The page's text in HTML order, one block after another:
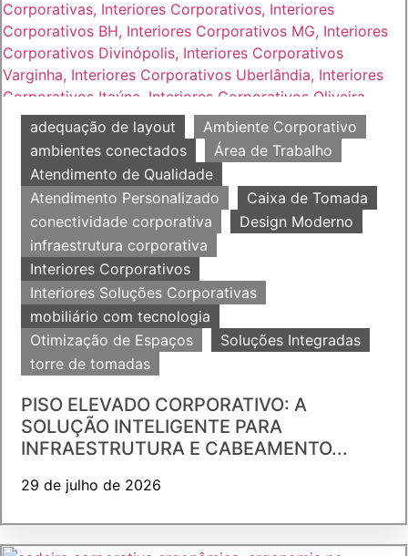
adequação de layout
Ambiente Corporativo
ambientes conectados
Área de Trabalho
Atendimento de Qualidade
Atendimento Personalizado
Caixa de Tomada
conectividade corporativa
Design Moderno
infraestrutura corporativa
Interiores Corporativos
Interiores Soluções Corporativas
mobiliário com tecnologia
Otimização de Espaços
Soluções Integradas
torre de tomadas
PISO ELEVADO CORPORATIVO: A
SOLUÇÃO INTELIGENTE PARA
INFRAESTRUTURA E CABEAMENTO...
29 de julho de 2026